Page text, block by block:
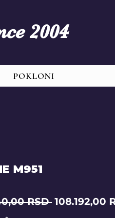
2004
POKLONI
M951
RSD Regular
108.192,00